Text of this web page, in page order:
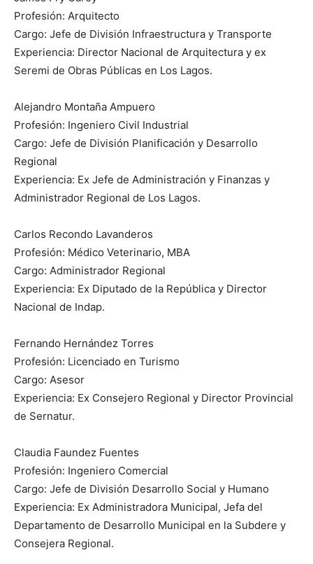
Profesión: Arquitecto
Cargo: Jefe de División Infraestructura y Transporte
Experiencia: Director Nacional de Arquitectura y ex
Seremi de Obras Públicas en Los Lagos.
Alejandro Montaña Ampuero
Profesión: Ingeniero Civil Industrial
Cargo: Jefe de División Planificación y Desarrollo
Regional
Experiencia: Ex Jefe de Administración y Finanzas y
Administrador Regional de Los Lagos.
Carlos Recondo Lavanderos
Profesión: Médico Veterinario, MBA
Cargo: Administrador Regional
Experiencia: Ex Diputado de la República y Director
Nacional de Indap.
Fernando Hernández Torres
Profesión: Licenciado en Turismo
Cargo: Asesor
Experiencia: Ex Consejero Regional y Director Provincial
de Sernatur.
Claudia Faundez Fuentes
Profesión: Ingeniero Comercial
Cargo: Jefe de División Desarrollo Social y Humano
Experiencia: Ex Administradora Municipal, Jefa del
Departamento de Desarrollo Municipal en la Subdere y
Consejera Regional.